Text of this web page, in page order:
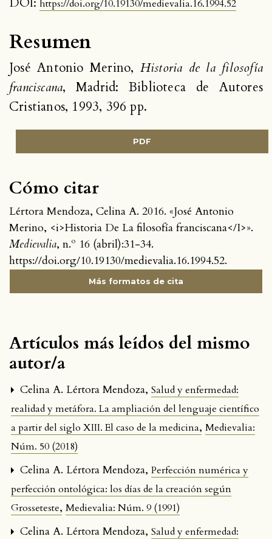
https://doi.org/10.19130/medievalia.16.1994.52
Cómo citar
Lértora Mendoza, Celina A. 2016. «José Antonio
Merino, <i>Historia De La filosofía franciscana</I>».
Medievalia, n.º 16 (abril):31-34.
https://doi.org/10.19130/medievalia.16.1994.52.
Más formatos de cita
Resumen
José Antonio Merino, Historia de la filosofía
franciscana, Madrid: Biblioteca de Autores
Cristianos, 1993, 396 pp.
PDF
Artículos más leídos del mismo
autor/a
Celina A. Lértora Mendoza, Salud y enfermedad:
realidad y metáfora. La ampliación del lenguaje científico
a partir del siglo XIII. El caso de la medicina, Medievalia:
Núm. 50 (2018)
Celina A. Lértora Mendoza, Perfección numérica y
perfección ontológica: los días de la creación según
Grosseteste, Medievalia: Núm. 9 (1991)
Celina A. Lértora Mendoza, Salud y enfermedad: